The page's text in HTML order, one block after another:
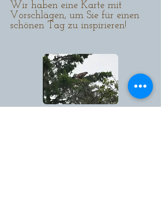
Wir haben eine Karte mit
Vorschlägen, um Sie für einen
schönen Tag zu inspirieren!